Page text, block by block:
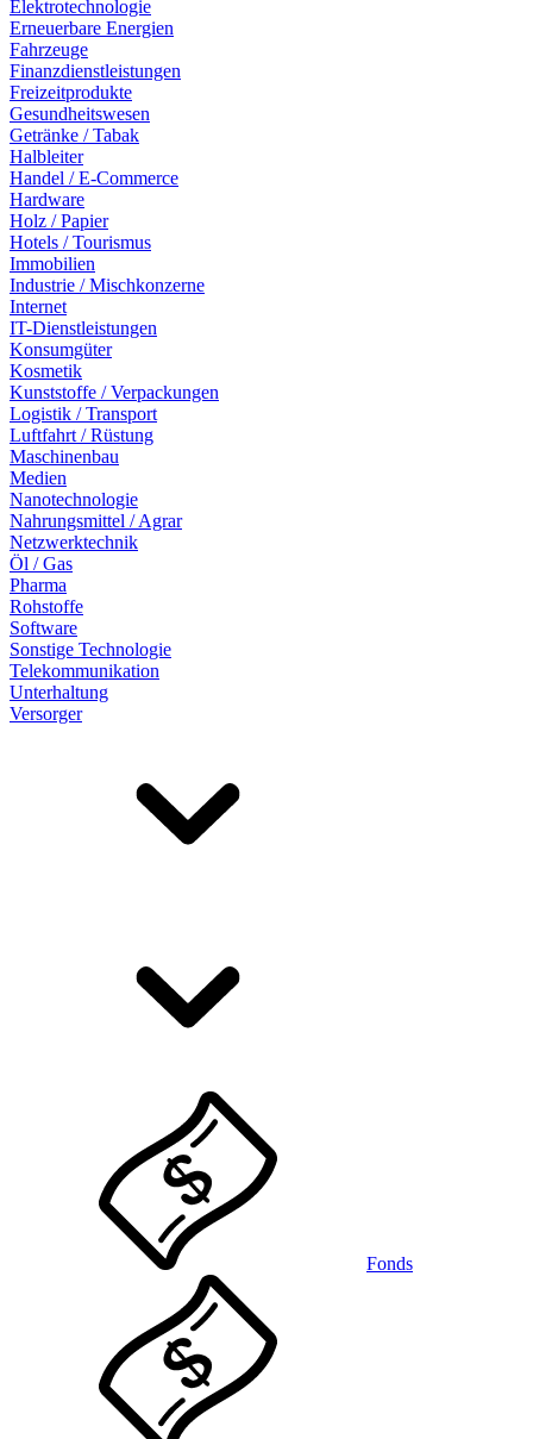
Elektrotechnologie
Erneuerbare Energien
Fahrzeuge
Finanzdienstleistungen
Freizeitprodukte
Gesundheitswesen
Getränke / Tabak
Halbleiter
Handel / E-Commerce
Hardware
Holz / Papier
Hotels / Tourismus
Immobilien
Industrie / Mischkonzerne
Internet
IT-Dienstleistungen
Konsumgüter
Kosmetik
Kunststoffe / Verpackungen
Logistik / Transport
Luftfahrt / Rüstung
Maschinenbau
Medien
Nanotechnologie
Nahrungsmittel / Agrar
Netzwerktechnik
Öl / Gas
Pharma
Rohstoffe
Software
Sonstige Technologie
Telekommunikation
Unterhaltung
Versorger
Fonds